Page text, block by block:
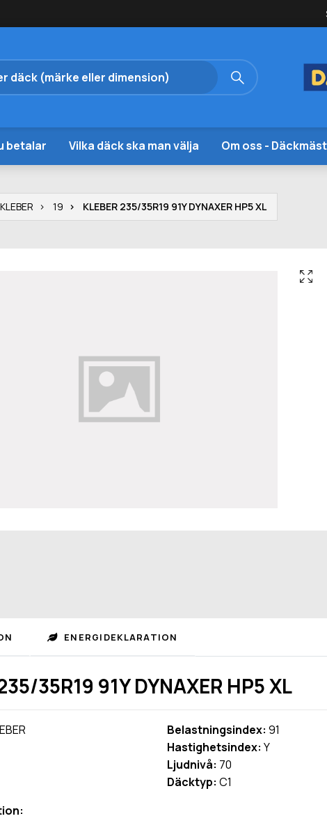
betalar Vilka däck ska man välja Om oss -
KLEBER 19 KLEBER 235/35R19 91Y DYNAXER HP5 XL
ENERGIDEKLARATION
35R19 91Y DYNAXER HP5 XL
Belastningsindex: 91
Hastighetsindex: Y
Ljudnivå: 70
Däcktyp: C1